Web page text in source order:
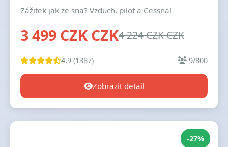
Zážitek jak ze sna? Vzduch, pilot a Cessna!
3 499 CZK CZK4 224 CZK CZK
4.9 (1387) 9/800
Zobrazit detail
-27%